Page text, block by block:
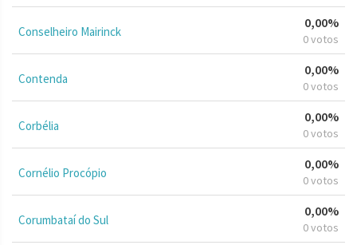
Conselheiro Mairinck
0,00%
0 votos
Contenda
0,00%
0 votos
Corbélia
0,00%
0 votos
Cornélio Procópio
0,00%
0 votos
Corumbataí do Sul
0,00%
0 votos